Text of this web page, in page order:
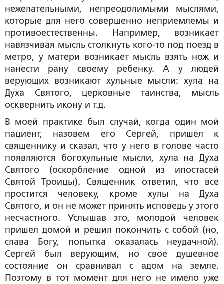
нежелательными, непреодолимыми мыслями,
которые для него совершенно неприемлемы и
противоестественны. Например, возникает
навязчивая мысль столкнуть кого-то под поезд в
метро, у матери возникает мысль взять нож и
нанести рану своему ребенку. А у людей
верующих возникают хульные мысли: хула на
Духа Святого, церковные таинства, мысль
осквернить икону и т.д.
В моей практике был случай, когда один мой
пациент, назовем его Сергей, пришел к
священнику и сказал, что у него в голове часто
появляются богохульные мысли, хула на Духа
Святого (оскорбление одной из ипостасей
Святой Троицы). Священник ответил, что все
простится человеку, кроме хулы на Духа
Святого, и он не может принять исповедь у этого
несчастного. Услышав это, молодой человек
пришел домой и решил покончить с собой (но,
слава Богу, попытка оказалась неудачной).
Сергей был верующим, но свое душевное
состояние он сравнивал с адом на земле.
Поэтому в тот момент для него не имело уже